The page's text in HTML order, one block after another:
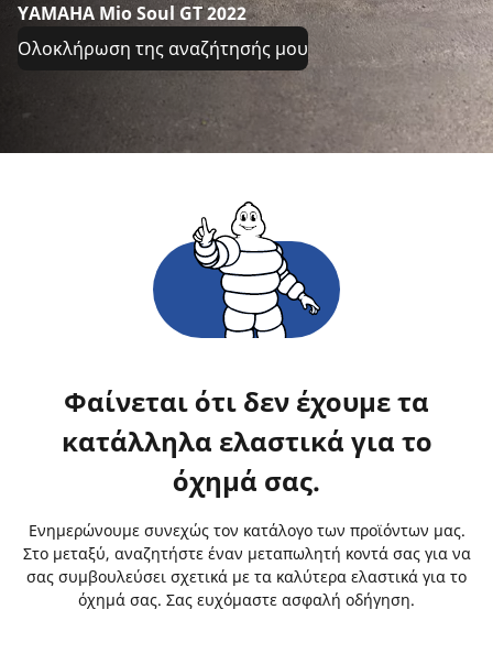
YAMAHA Mio Soul GT 2022
Ολοκλήρωση της αναζήτησής μου
Φαίνεται ότι δεν έχουμε τα
κατάλληλα ελαστικά για το
όχημά σας.
Ενημερώνουμε συνεχώς τον κατάλογο των προϊόντων μας.
Στο μεταξύ, αναζητήστε έναν μεταπωλητή κοντά σας για να
σας συμβουλεύσει σχετικά με τα καλύτερα ελαστικά για το
όχημά σας. Σας ευχόμαστε ασφαλή οδήγηση.